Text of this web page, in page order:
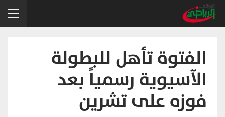
الفتوة تأهل للبطولة
الآسيوية رسمياً بعد
فوزه على تشرين